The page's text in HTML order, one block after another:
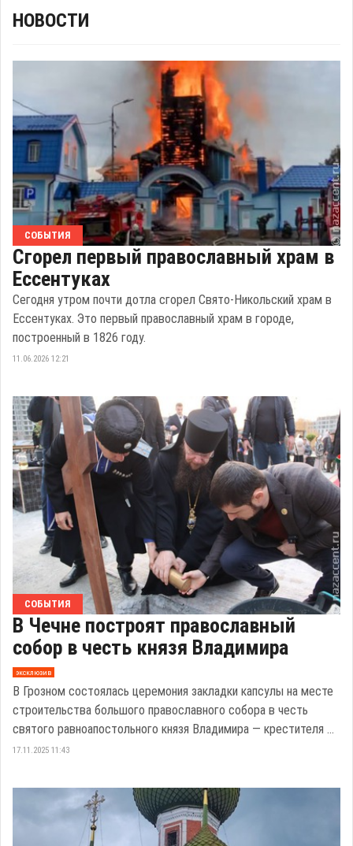
НОВОСТИ
СОБЫТИЯ
Сгорел первый православный храм в
Ессентуках
Сегодня утром почти дотла сгорел Свято-Никольский храм в
Ессентуках. Это первый православный храм в городе,
построенный в 1826 году.
11.06.2026 12:21
СОБЫТИЯ
В Чечне построят православный
собор в честь князя Владимира
эксклюзив
В Грозном состоялась церемония закладки капсулы на месте
строительства большого православного собора в честь
святого равноапостольного князя Владимира — крестителя ...
17.11.2025 11:43